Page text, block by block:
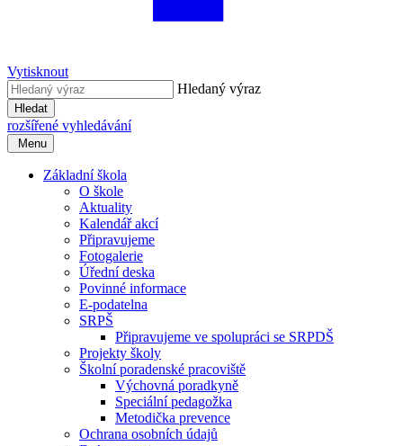
Vytisknout
Hledaný výraz
Hledat
rozšířené vyhledávání
Menu
Základní škola
O škole
Aktuality
Kalendář akcí
Připravujeme
Fotogalerie
Úřední deska
Povinné informace
E-podatelna
SRPŠ
Připravujeme ve spolupráci se SRPDŠ
Projekty školy
Školní poradenské pracoviště
Výchovná poradkyně
Speciální pedagožka
Metodička prevence
Ochrana osobních údajů